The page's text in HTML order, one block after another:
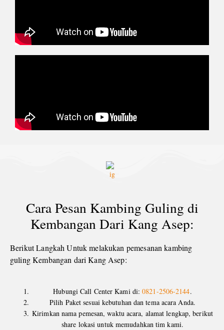
Cara Pesan Kambing Guling di
Kembangan Dari Kang Asep:
Berikut Langkah Untuk melakukan pemesanan kambing
guling Kembangan dari Kang Asep:
Hubungi Call Center Kami di:0821-2506-2144.
Pilih Paket sesuai kebutuhan dan tema acara Anda.
Kirimkan nama pemesan, waktu acara, alamat lengkap, berikut
share lokasi untuk memudahkan tim kami.